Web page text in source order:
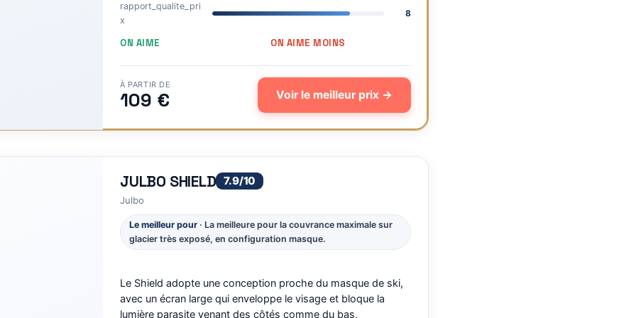
rapport_qualite_pri
x
8
ON AIME ON AIME MOINS
À PARTIR DE
109 € Voir le meilleur prix →
JULBO SHIELD 7.9/10
Julbo
Le meilleur pour · La meilleure pour la couvrance maximale sur
glacier très exposé, en configuration masque.
Le Shield adopte une conception proche du masque de ski,
avec un écran large qui enveloppe le visage et bloque la
lumière parasite venant des côtés comme du bas,